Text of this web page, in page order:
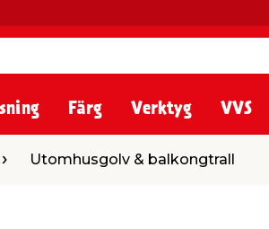
Färg Verktyg VVS
& balkongtrall
Utomhusgolv & balkongtrall